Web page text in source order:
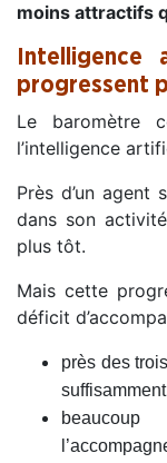
moins attractifs
progressent
Le baromètre
l’intelligence
Près d’un agent
dans son
plus tôt.
Mais cette
déficit
près des